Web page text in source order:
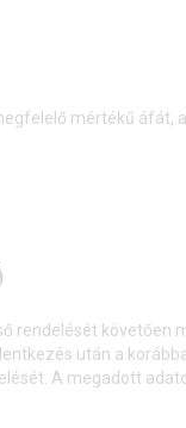
mértékű áfát,
rendelését követően
után a
A megadott